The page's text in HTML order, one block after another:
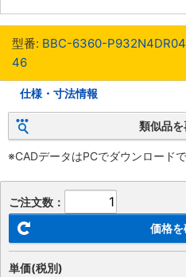
型番: BBC-6360-
46
仕様・寸法情報
類似品
※CADデータはPCでダウンロード
ご注文数：
価格
単価(税別)